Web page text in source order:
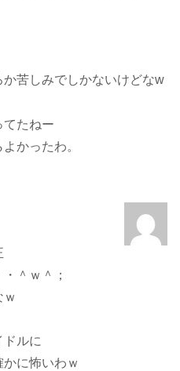
苦しみでしかないけどなw
てたねー
かったわ。
＾ｗ＾；
ドルに
に怖いわｗ